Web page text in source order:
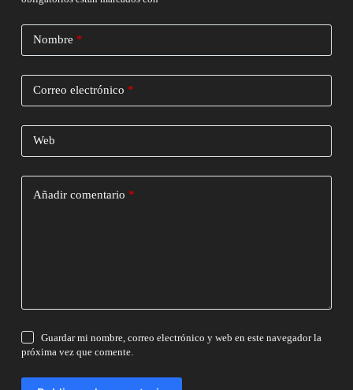
Nombre *
Correo electrónico *
Web
Añadir comentario *
Guardar mi nombre, correo electrónico y web en este navegador la
próxima vez que comente.